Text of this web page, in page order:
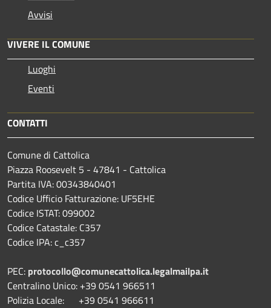
Avvisi
VIVERE IL COMUNE
Luoghi
Eventi
CONTATTI
Comune di Cattolica
Piazza Roosevelt 5 - 47841 - Cattolica
Partita IVA: 00343840401
Codice Ufficio Fatturazione: UF5EHE
Codice ISTAT: 099002
Codice Catastale: C357
Codice IPA: c_c357
PEC: protocollo@comunecattolica.legalmailpa.it
Centralino Unico: +39 0541 966511
Polizia Locale: +39 0541 966611